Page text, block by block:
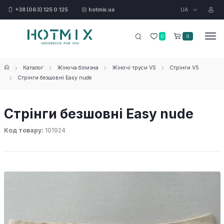
+38 (063) 125 0 125 hotmix.ua UA
0 0
Каталог Жіноча білизна Жіночі труси VS
Стрінги VS
Стрінги безшовні Easy nude
Стрінги безшовні Easy nude
Код товару: 101924